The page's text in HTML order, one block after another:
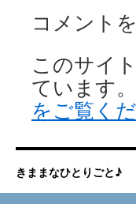
コメント
このサイ
ています。
をご覧く
きままなひとりごと♪